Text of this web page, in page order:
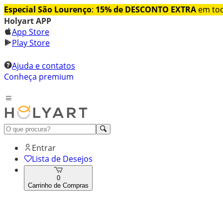
Especial São Lourenço: 15% de DESCONTO EXTRA em
Holyart APP
App Store
Play Store
Ajuda e contatos
Conheça premium
Entrar
Lista de Desejos
0
Carrinho de Compras